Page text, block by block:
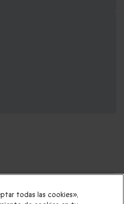
interesarte:
todas las cookies»,